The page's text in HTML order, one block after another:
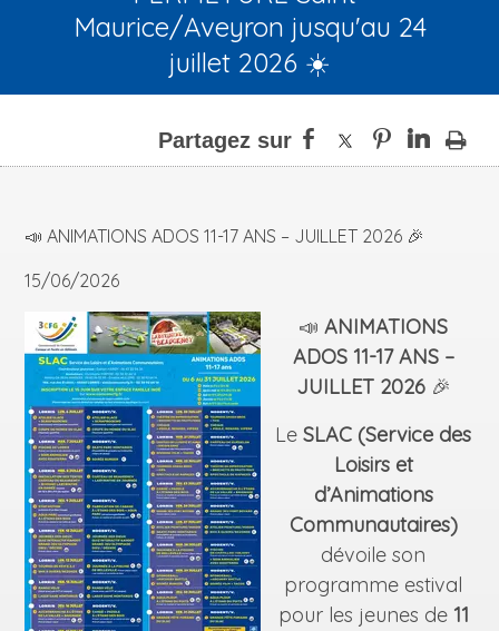
Maurice/Aveyron jusqu'au 24
juillet 2026 ☀️
📣 ANIMATIONS ADOS 11-17 ANS – JUILLET 2026 🎉
15/06/2026
📣 ANIMATIONS
ADOS 11-17 ANS –
JUILLET 2026🎉
Le SLAC (Service des
Loisirs et
d’Animations
Communautaires)
dévoile son
programme estival
pour les jeunes de 11